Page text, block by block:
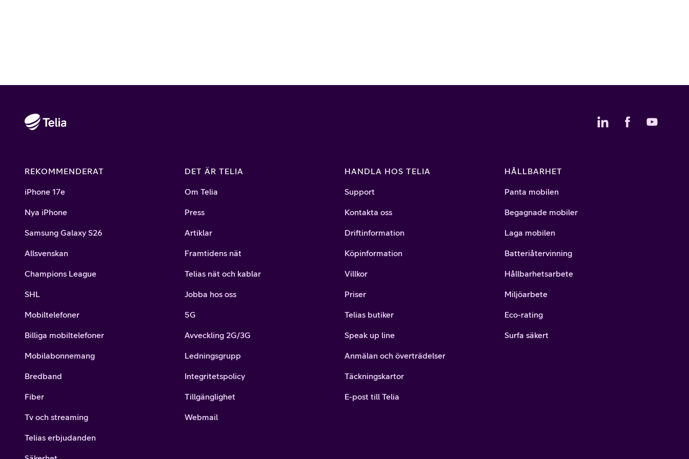
REKOMMENDERAT
iPhone 17e
Nya iPhone
Samsung Galaxy S26
Allsvenskan
Champions League
SHL
Mobiltelefoner
Billiga mobiltelefoner
Mobilabonnemang
Bredband
Fiber
Tv och streaming
Telias erbjudanden
DET ÄR TELIA
Om Telia
Press
Artiklar
Framtidens nät
Telias nät och kablar
Jobba hos oss
5G
Avveckling 2G/3G
Ledningsgrupp
Integritetspolicy
Tillgänglighet
Webmail
HANDLA HOS TELIA
Support
Kontakta oss
Driftinformation
Köpinformation
Villkor
Priser
Telias butiker
Speak up line
Anmälan och överträdelser
Täckningskartor
E-post till Telia
HÅLLBARHET
Panta mobilen
Begagnade mobiler
Laga mobilen
Batteriåtervinning
Hållbarhetsarbete
Miljöarbete
Eco-rating
Surfa säkert